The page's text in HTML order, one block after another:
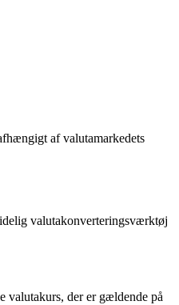
af valutamarkedets
valutakonverteringsværktøj
valutakurs, der er gældende på